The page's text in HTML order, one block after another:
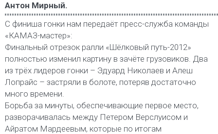
Антон Мирный.
С финиша гонки нам передаёт пресс-служба команды
«КАМАЗ-мастер»:
Финальный отрезок ралли «Шёлковый путь-2012»
полностью изменил картину в зачёте грузовиков. Два
из трёх лидеров гонки – Эдуард Николаев и Алеш
Лопрайс – застряли в болоте, потеряв достаточно
много времени.
Борьба за минуты, обеспечивающие первое место,
разворачивалась между Петером Верслуисом и
Айратом Мардеевым, которые по итогам